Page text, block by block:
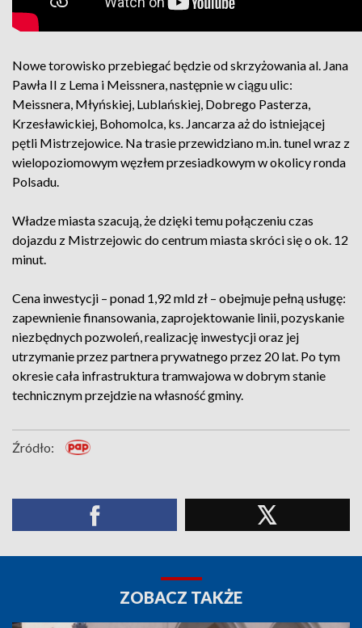
Nowe torowisko przebiegać będzie od skrzyżowania al. Jana
Pawła II z Lema i Meissnera, następnie w ciągu ulic:
Meissnera, Młyńskiej, Lublańskiej, Dobrego Pasterza,
Krzesławickiej, Bohomolca, ks. Jancarza aż do istniejącej
pętli Mistrzejowice. Na trasie przewidziano m.in. tunel wraz z
wielopoziomowym węzłem przesiadkowym w okolicy ronda
Polsadu.
Władze miasta szacują, że dzięki temu połączeniu czas
dojazdu z Mistrzejowic do centrum miasta skróci się o ok. 12
minut.
Cena inwestycji – ponad 1,92 mld zł – obejmuje pełną usługę:
zapewnienie finansowania, zaprojektowanie linii, pozyskanie
niezbędnych pozwoleń, realizację inwestycji oraz jej
utrzymanie przez partnera prywatnego przez 20 lat. Po tym
okresie cała infrastruktura tramwajowa w dobrym stanie
technicznym przejdzie na własność gminy.
Źródło:
ZOBACZ TAKŻE